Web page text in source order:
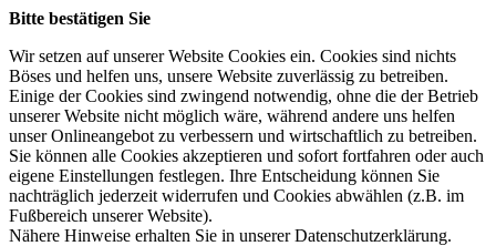
Bitte bestätigen Sie
Wir setzen auf unserer Website Cookies ein. Cookies sind nichts
Böses und helfen uns, unsere Website zuverlässig zu betreiben.
Einige der Cookies sind zwingend notwendig, ohne die der Betrieb
unserer Website nicht möglich wäre, während andere uns helfen
unser Onlineangebot zu verbessern und wirtschaftlich zu betreiben.
Sie können alle Cookies akzeptieren und sofort fortfahren oder auch
eigene Einstellungen festlegen. Ihre Entscheidung können Sie
nachträglich jederzeit widerrufen und Cookies abwählen (z.B. im
Fußbereich unserer Website).
Nähere Hinweise erhalten Sie in unserer Datenschutzerklärung.